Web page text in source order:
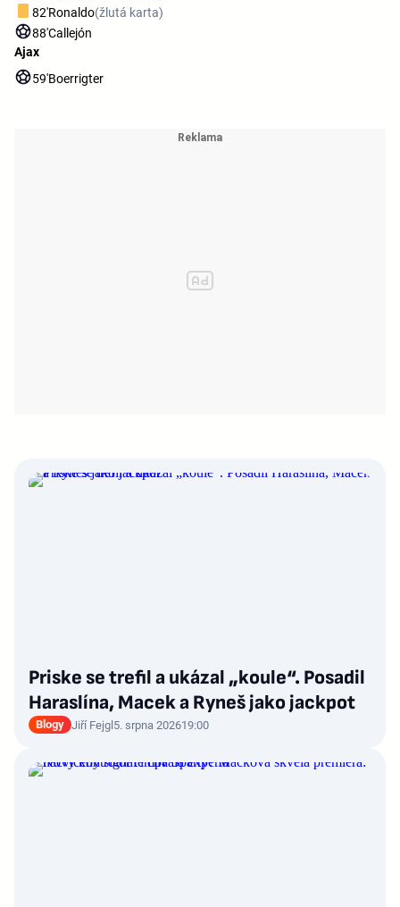
82'Ronaldo(žlutá karta)
88'Callejón
Ajax
59'Boerrigter
Priske se trefil a ukázal „koule“. Posadil
Haraslína, Macek a Ryneš jako jackpot
Blogy Jiří Fejgl5. srpna 202619:00